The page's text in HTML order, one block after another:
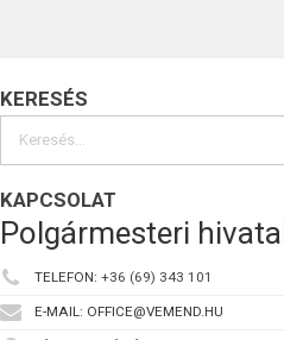
KERESÉS
KAPCSOLAT
Polgármesteri
TELEFON: +36 (69) 343 101
E-MAIL: OFFICE@VEMEND.HU